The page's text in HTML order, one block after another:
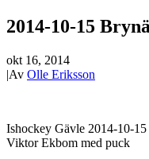
2014-10-15
okt 16, 2014
|Av Olle Eriksson
Ishockey Gävle 2014-10-
Viktor Ekbom med puck